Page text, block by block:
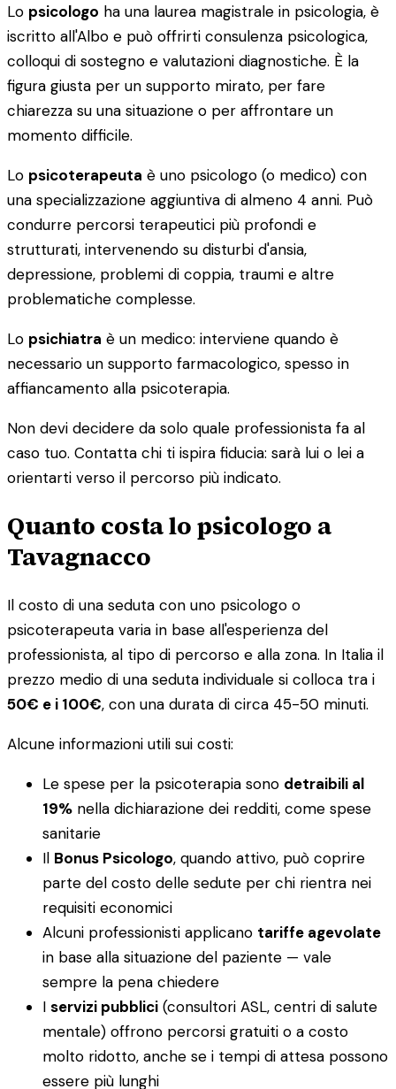
Lo psicologo ha una laurea magistrale in psicologia, è
iscritto all'Albo e può offrirti consulenza psicologica,
colloqui di sostegno e valutazioni diagnostiche. È la
figura giusta per un supporto mirato, per fare
chiarezza su una situazione o per affrontare un
momento difficile.
Lo psicoterapeuta è uno psicologo (o medico) con
una specializzazione aggiuntiva di almeno 4 anni. Può
condurre percorsi terapeutici più profondi e
strutturati, intervenendo su disturbi d'ansia,
depressione, problemi di coppia, traumi e altre
problematiche complesse.
Lo psichiatra è un medico: interviene quando è
necessario un supporto farmacologico, spesso in
affiancamento alla psicoterapia.
Non devi decidere da solo quale professionista fa al
caso tuo. Contatta chi ti ispira fiducia: sarà lui o lei a
orientarti verso il percorso più indicato.
Quanto costa lo psicologo a
Tavagnacco
Il costo di una seduta con uno psicologo o
psicoterapeuta varia in base all'esperienza del
professionista, al tipo di percorso e alla zona. In Italia il
prezzo medio di una seduta individuale si colloca tra i
50€ e i 100€, con una durata di circa 45-50 minuti.
Alcune informazioni utili sui costi:
Le spese per la psicoterapia sono detraibili al
19% nella dichiarazione dei redditi, come spese
sanitarie
Il Bonus Psicologo, quando attivo, può coprire
parte del costo delle sedute per chi rientra nei
requisiti economici
Alcuni professionisti applicano tariffe agevolate
in base alla situazione del paziente — vale
sempre la pena chiedere
I servizi pubblici (consultori ASL, centri di salute
mentale) offrono percorsi gratuiti o a costo
molto ridotto, anche se i tempi di attesa possono
essere più lunghi